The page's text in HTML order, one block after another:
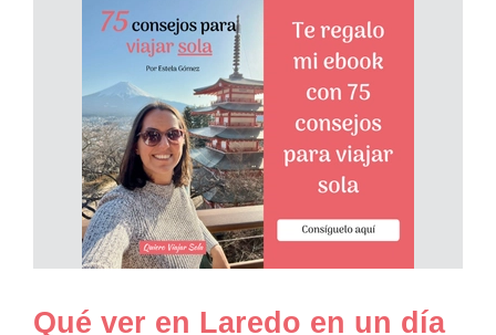
Qué ver en Laredo en un día